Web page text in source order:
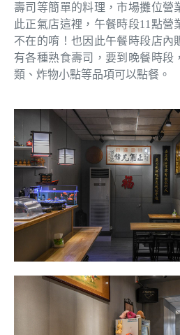
壽司等簡單的料理，市場攤位營
此正氣店這裡，午餐時段11點營
不在的唷！也因此午餐時段店內
有各種熟食壽司，要到晚餐時段
類、炸物小點等品項可以點餐。